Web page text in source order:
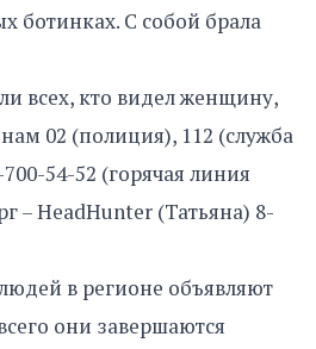
ботинках. С собой брала
всех, кто видел женщину,
02 (полиция), 112 (служба
54-52 (горячая линия
– HeadHunter (Татьяна) 8-
в регионе объявляют
они завершаются